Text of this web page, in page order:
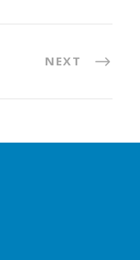
NEXT